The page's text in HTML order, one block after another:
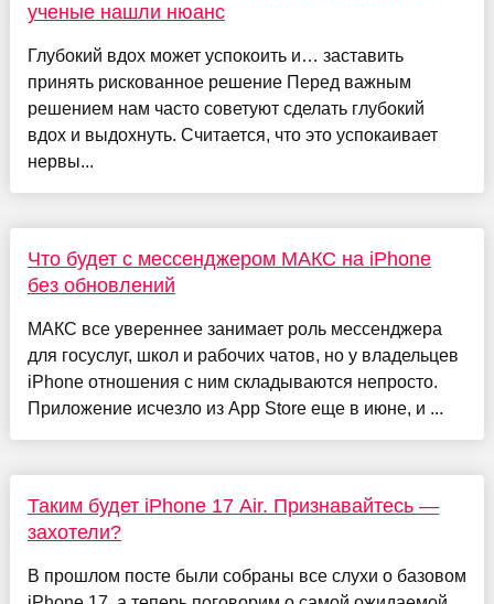
ученые нашли нюанс
Глубокий вдох может успокоить и… заставить
принять рискованное решение Перед важным
решением нам часто советуют сделать глубокий
вдох и выдохнуть. Считается, что это успокаивает
нервы...
Что будет с мессенджером МАКС на iPhone
без обновлений
МАКС все увереннее занимает роль мессенджера
для госуслуг, школ и рабочих чатов, но у владельцев
iPhone отношения с ним складываются непросто.
Приложение исчезло из App Store еще в июне, и ...
Таким будет iPhone 17 Air. Признавайтесь —
захотели?
В прошлом посте были собраны все слухи о базовом